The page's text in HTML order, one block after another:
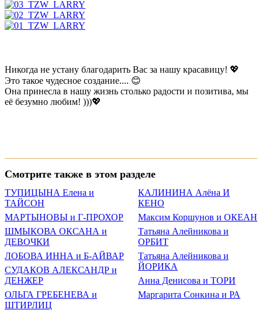
Никогда не устану благодарить Вас за нашу красавицу! 💖
Это такое чудесное создание.... 😊
Она принесла в нашу жизнь столько радости и позитива, мы
её безумно любим! )))💖
Смотрите также в этом разделе
ТУПИЦЫНА Елена и
ТАЙСОН
МАРТЫНОВЫ и Г-ПРОХОР
ШМЫКОВА ОКСАНА и
ДЕВОЧКИ
ЛОБОВА ИННА и Б-АЙВАР
СУДАКОВ АЛЕКСАНДР и
ДЕНЖЕР
ОЛЬГА ГРЕБЕНЕВА и
ШТИРЛИЦ
КАЛИНИНА Алёна И
КЕНО
Максим Коршунов и ОКЕАН
Татьяна Алейникова и
ОРБИТ
Татьяна Алейникова и
ЙОРИКА
Анна Денисова и ТОРИ
Маргарита Сонкина и РА